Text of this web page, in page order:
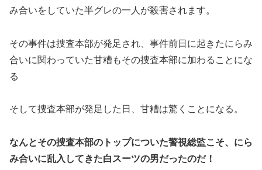
み合いをしていた半グレの一人が殺害されます。
その事件は捜査本部が発足され、事件前日に起きたにらみ
合いに関わっていた甘糟もその捜査本部に加わることにな
る
そして捜査本部が発足した日、甘糟は驚くことになる。
なんとその捜査本部のトップについた警視総監こそ、にら
み合いに乱入してきた白スーツの男だったのだ！